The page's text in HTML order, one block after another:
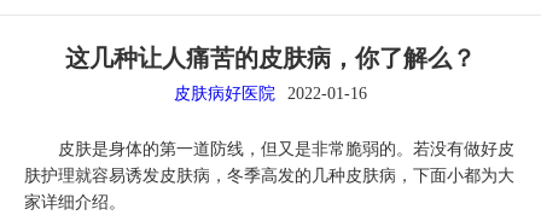
这几种让人痛苦的皮肤病，你了解么？
皮肤病好医院 2022-01-16
皮肤是身体的第一道防线，但又是非常脆弱的。若没有做好皮
肤护理就容易诱发皮肤病，冬季高发的几种皮肤病，下面小都为大
家详细介绍。